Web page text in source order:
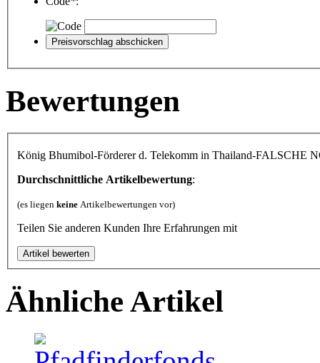
Bewertungen
König Bhumibol-Förderer d. Telekomm in Thailand-FALSCHE
Durchschnittliche Artikelbewertung:
(es liegen keine Artikelbewertungen vor)
Teilen Sie anderen Kunden Ihre Erfahrungen mit
Ähnliche Artikel